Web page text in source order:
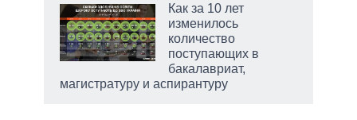
Как за 10 лет
изменилось
количество
поступающих в
бакалавриат,
магистратуру и аспирантуру